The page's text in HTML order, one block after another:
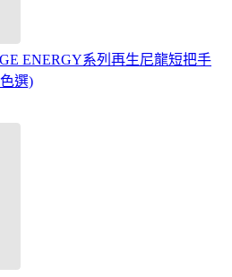
ENERGY系列再生尼龍短把手
選)